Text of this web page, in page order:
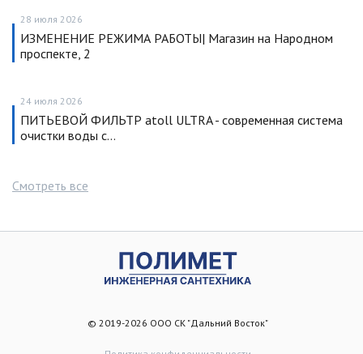
28 июля 2026
ИЗМЕНЕНИЕ РЕЖИМА РАБОТЫ| Магазин на Народном
проспекте, 2
24 июля 2026
ПИТЬЕВОЙ ФИЛЬТР atoll ULTRA - современная система
очистки воды с…
Смотреть все
© 2019-2026 ООО СК "Дальний Восток"